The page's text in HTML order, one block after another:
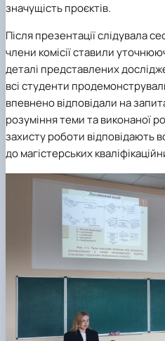
значущість проєктів.
Після презентації слідувала
члени комісії ставили
деталі представлених
всі студенти
впевнено відповідали на
розуміння теми та виконаної
захисту роботи відповідають
до магістерських